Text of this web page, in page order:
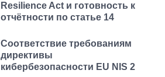
Resilience Act и готовность к
отчётности по статье 14
Соответствие требованиям
директивы
кибербезопасности EU NIS 2